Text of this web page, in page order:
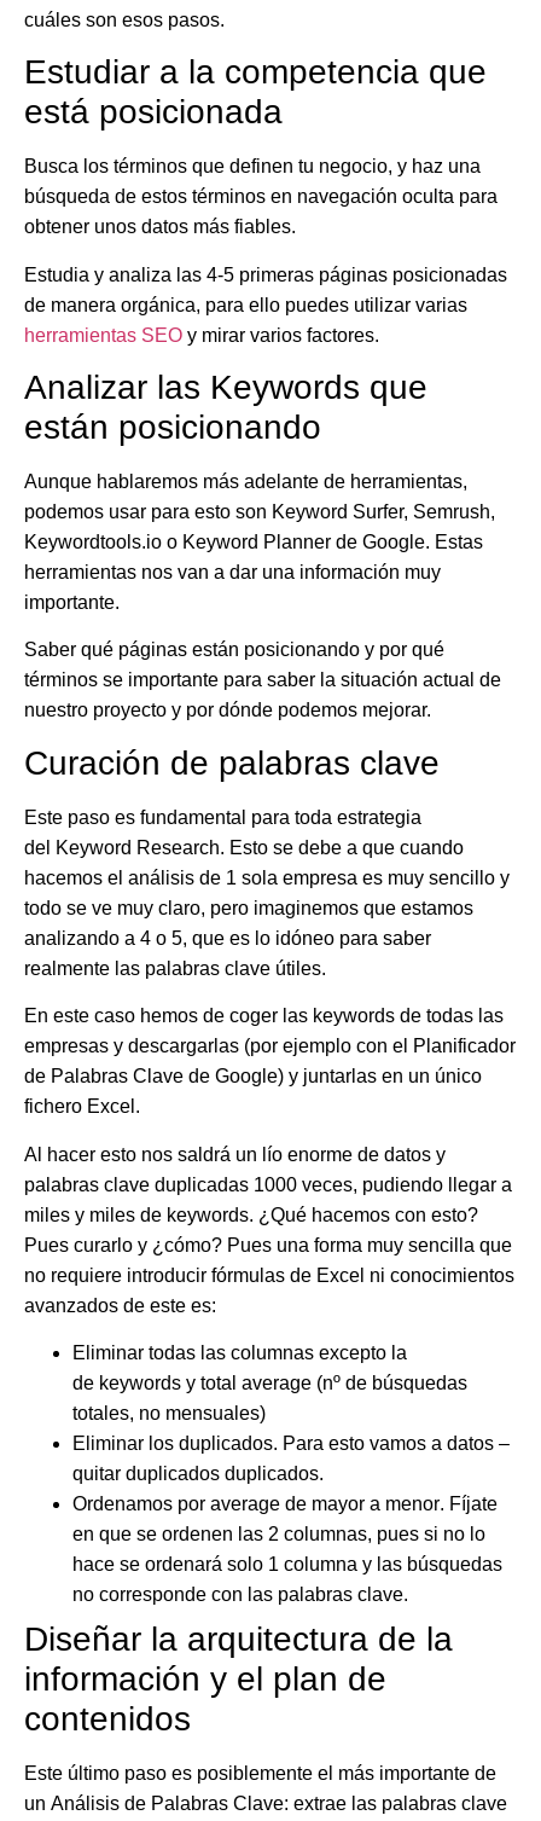
cuáles son esos pasos.
Estudiar a la competencia que
está posicionada
Busca los términos que definen tu negocio, y haz una
búsqueda de estos términos en navegación oculta para
obtener unos datos más fiables.
Estudia y analiza las 4-5 primeras páginas posicionadas
de manera orgánica, para ello puedes utilizar varias
herramientas SEO y mirar varios factores.
Analizar las Keywords que
están posicionando
Aunque hablaremos más adelante de herramientas,
podemos usar para esto son Keyword Surfer, Semrush,
Keywordtools.io o Keyword Planner de Google. Estas
herramientas nos van a dar una información muy
importante.
Saber qué páginas están posicionando y por qué
términos se importante para saber la situación actual de
nuestro proyecto y por dónde podemos mejorar.
Curación de palabras clave
Este paso es fundamental para toda estrategia
del Keyword Research. Esto se debe a que cuando
hacemos el análisis de 1 sola empresa es muy sencillo y
todo se ve muy claro, pero imaginemos que estamos
analizando a 4 o 5, que es lo idóneo para saber
realmente las palabras clave útiles.
En este caso hemos de coger las keywords de todas las
empresas y descargarlas (por ejemplo con el Planificador
de Palabras Clave de Google) y juntarlas en un único
fichero Excel.
Al hacer esto nos saldrá un lío enorme de datos y
palabras clave duplicadas 1000 veces, pudiendo llegar a
miles y miles de keywords. ¿Qué hacemos con esto?
Pues curarlo y ¿cómo? Pues una forma muy sencilla que
no requiere introducir fórmulas de Excel ni conocimientos
avanzados de este es:
Eliminar todas las columnas excepto la
de keywords y total average (nº de búsquedas
totales, no mensuales)
Eliminar los duplicados. Para esto vamos a datos –
quitar duplicados duplicados.
Ordenamos por average de mayor a menor. Fíjate
en que se ordenen las 2 columnas, pues si no lo
hace se ordenará solo 1 columna y las búsquedas
no corresponde con las palabras clave.
Diseñar la arquitectura de la
información y el plan de
contenidos
Este último paso es posiblemente el más importante de
un Análisis de Palabras Clave: extrae las palabras clave